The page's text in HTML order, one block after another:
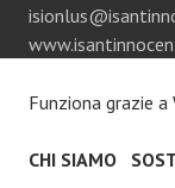
Funziona grazie a
CHI SIAMO